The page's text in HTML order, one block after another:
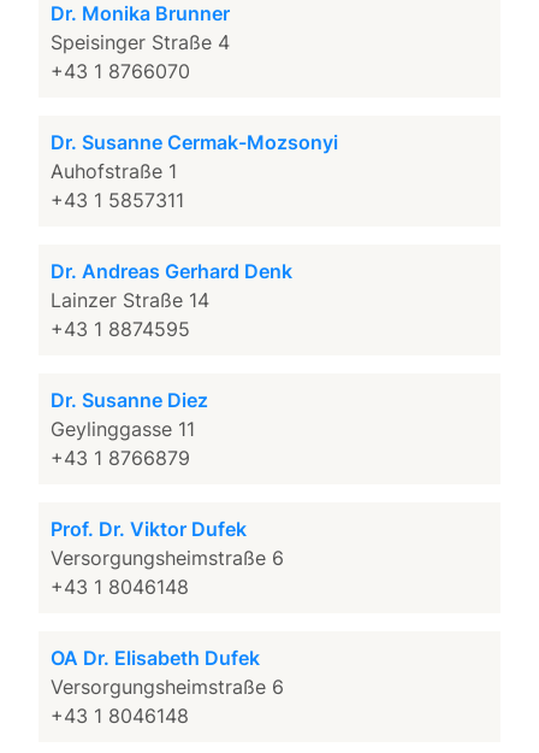
Dr. Monika Brunner
Speisinger Straße 4
+43 1 8766070
Dr. Susanne Cermak-Mozsonyi
Auhofstraße 1
+43 1 5857311
Dr. Andreas Gerhard Denk
Lainzer Straße 14
+43 1 8874595
Dr. Susanne Diez
Geylinggasse 11
+43 1 8766879
Prof. Dr. Viktor Dufek
Versorgungsheimstraße 6
+43 1 8046148
OA Dr. Elisabeth Dufek
Versorgungsheimstraße 6
+43 1 8046148